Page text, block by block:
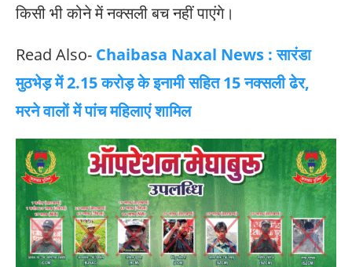
किसी भी कोने में नक्सली बच नहीं पाएंगे।
Read Also- Chaibasa Naxal News : सारंडा
मुठभेड़ में 2.15 करोड़ के इनामी सहित 15 नक्सली ढेर,
मरने वालों में पांच महिलाएं शामिल